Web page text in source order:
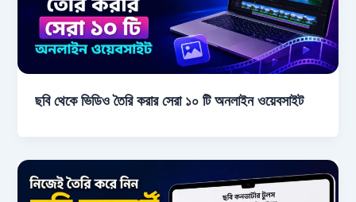
ছবি থেকে ভিডিও তৈরি করার সেরা ১০ টি অনলাইন ওয়েবসাইট